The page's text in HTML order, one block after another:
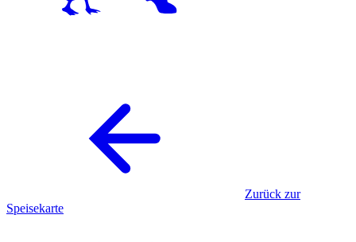
Zurück zur
Speisekarte